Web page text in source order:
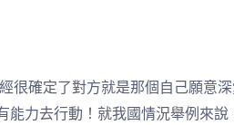
很確定了對方就是那個自己願意
力去行動！就我國情況舉例來